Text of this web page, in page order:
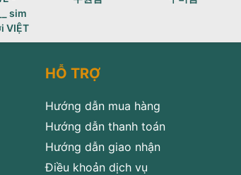
sim
VIỆT
HỖ TRỢ
Hướng dẫn mua hàng
Hướng dẫn thanh toán
Hướng dẫn giao nhận
Điều khoản dịch vụ